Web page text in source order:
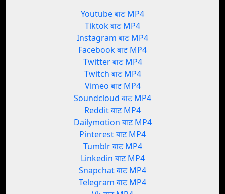
Youtube बाट MP4
Tiktok बाट MP4
Instagram बाट MP4
Facebook बाट MP4
Twitter बाट MP4
Twitch बाट MP4
Vimeo बाट MP4
Soundcloud बाट MP4
Reddit बाट MP4
Dailymotion बाट MP4
Pinterest बाट MP4
Tumblr बाट MP4
Linkedin बाट MP4
Snapchat बाट MP4
Telegram बाट MP4